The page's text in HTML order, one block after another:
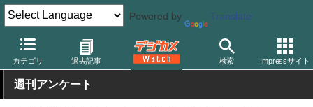
Powered by Translate
カテゴリ 過去記事 検索 Impressサイト
デジカメ Watch カメラ
週刊アンケート